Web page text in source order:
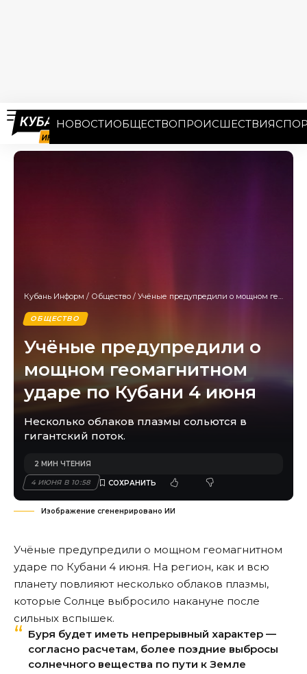
НОВОСТИОБЩЕСТВОПРОИСШЕСТВИЯ
Кубань Информ / Общество / Учёные предупредили о мощном геомагнитном ударе по Кубани 4 июня
ОБЩЕСТВО
Учёные предупредили о
мощном геомагнитном
ударе по Кубани 4 июня
Несколько облаков плазмы сольются в
гигантский поток.
4 ИЮНЯ В 10:58
2 МИН ЧТЕНИЯ
Изображение сгененрировано ИИ
Учёные предупредили о мощном геомагнитном
ударе по Кубани 4 июня. На регион, как и всю
планету повлияют несколько облаков плазмы,
которые Солнце выбросило накануне после
сильных вспышек.
Буря будет иметь непрерывный характер —
согласно расчетам, более поздние выбросы
солнечного вещества по пути к Земле